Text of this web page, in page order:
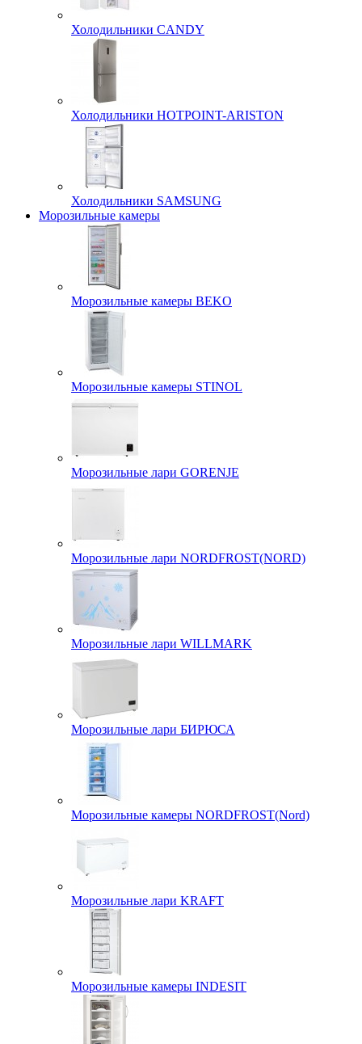
Холодильники CANDY
Холодильники HOTPOINT-ARISTON
Холодильники SAMSUNG
Морозильные камеры
Морозильные камеры BEKO
Морозильные камеры STINOL
Морозильные лари GORENJE
Морозильные лари NORDFROST(NORD)
Морозильные лари WILLMARK
Морозильные лари БИРЮСА
Морозильные камеры NORDFROST(Nord)
Морозильные лари KRAFT
Морозильные камеры INDESIT